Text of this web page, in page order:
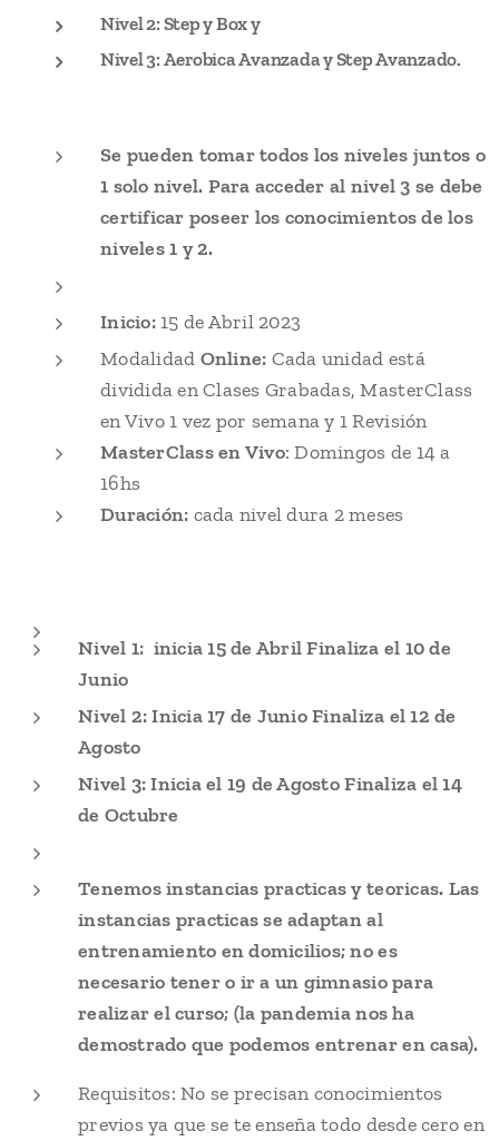
Nivel 2: Step y Box y
Nivel 3: Aerobica Avanzada y Step Avanzado.
Se pueden tomar todos los niveles juntos o
1 solo nivel. Para acceder al nivel 3 se debe
certificar poseer los conocimientos de los
niveles 1 y 2.
Inicio: 15 de Abril 2023
Modalidad Online: Cada unidad está
dividida en Clases Grabadas, MasterClass
en Vivo 1 vez por semana y 1 Revisión
MasterClass en Vivo: Domingos de 14 a
16hs
Duración: cada nivel dura 2 meses
Nivel 1: inicia 15 de Abril Finaliza el 10 de
Junio
Nivel 2: Inicia 17 de Junio Finaliza el 12 de
Agosto
Nivel 3: Inicia el 19 de Agosto Finaliza el 14
de Octubre
Tenemos instancias practicas y teoricas. Las
instancias practicas se adaptan al
entrenamiento en domicilios; no es
necesario tener o ir a un gimnasio para
realizar el curso; (la pandemia nos ha
demostrado que podemos entrenar en casa).
Requisitos: No se precisan conocimientos
previos ya que se te enseña todo desde cero en